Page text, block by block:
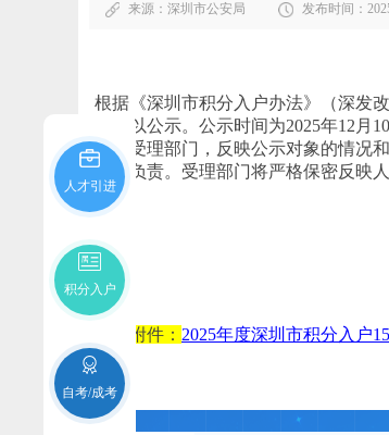
来源：深圳市公安局 发布时间：
根据《深圳市积分入户办法》（深发
单予以公示。公示时间为2025年12
式向受理部门，反映公示对象的情况
以示负责。受理部门将严格保密反映
相关附件： 2025年度深圳市积分入户
人才引进
积分入户
自考/成考